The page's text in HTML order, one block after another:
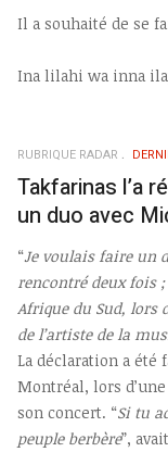
Il a souhaité de se
Ina lilahi wa inna
RUBRIQUE RADAR
Takfarinas l’a
un duo avec
“Je voulais faire un
rencontré deux fois
Afrique du Sud, lors
de l’artiste de la
La déclaration a été
Montréal, lors
son concert. “Si tu
peuple berbère”,